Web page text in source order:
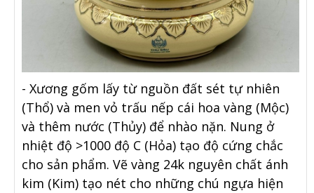
- Xương gốm lấy từ nguồn đất sét tự nhiên
(Thổ) và men vỏ trấu nếp cái hoa vàng (Mộc)
và thêm nước (Thủy) để nhào nặn. Nung ở
nhiệt độ >1000 độ C (Hỏa) tạo độ cứng chắc
cho sản phẩm. Vẽ vàng 24k nguyên chất ánh
kim (Kim) tạo nét cho những chú ngựa hiện